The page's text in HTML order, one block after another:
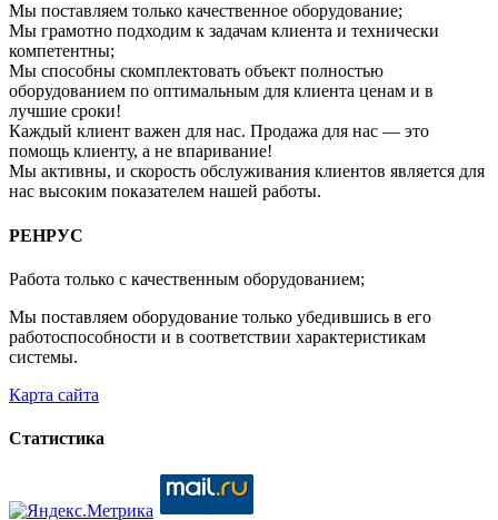
Мы поставляем только качественное оборудование;
Мы грамотно подходим к задачам клиента и технически
компетентны;
Мы способны скомплектовать объект полностью
оборудованием по оптимальным для клиента ценам и в
лучшие сроки!
Каждый клиент важен для нас. Продажа для нас — это
помощь клиенту, а не впаривание!
Мы активны, и скорость обслуживания клиентов является для
нас высоким показателем нашей работы.
РЕНРУС
Работа только с качественным оборудованием;
Мы поставляем оборудование только убедившись в его
работоспособности и в соответствии характеристикам
системы.
Карта сайта
Статистика